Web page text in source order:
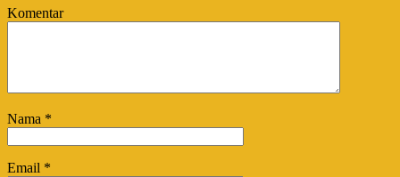
Komentar
Nama *
Email *